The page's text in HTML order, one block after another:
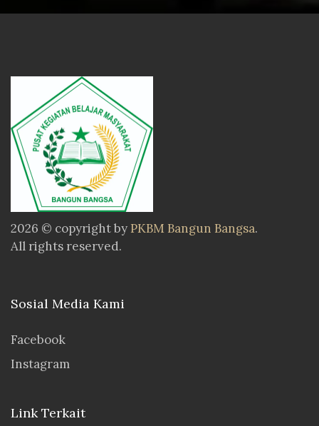
2026 © copyright by PKBM Bangun Bangsa.
All rights reserved.
Sosial Media Kami
Facebook
Instagram
Link Terkait